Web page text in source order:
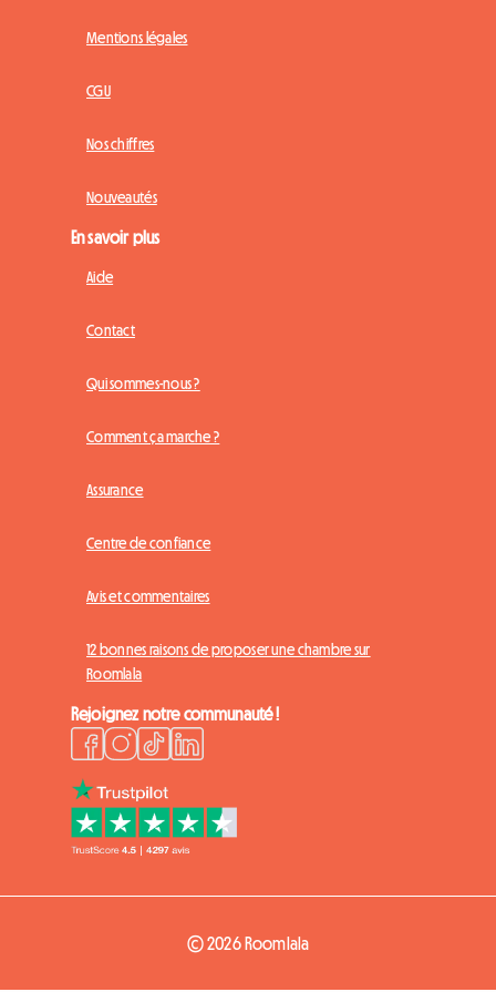
Mentions légales
CGU
Nos chiffres
Nouveautés
En savoir plus
Aide
Contact
Qui sommes-nous ?
Comment ça marche ?
Assurance
Centre de confiance
Avis et commentaires
12 bonnes raisons de proposer une chambre sur
Roomlala
Rejoignez notre communauté !
© 2026 Roomlala